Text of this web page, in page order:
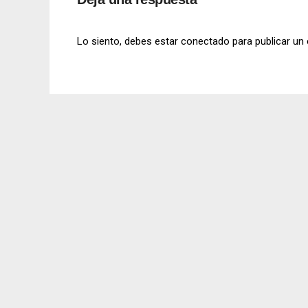
Lo siento, debes estar conectado para publicar un